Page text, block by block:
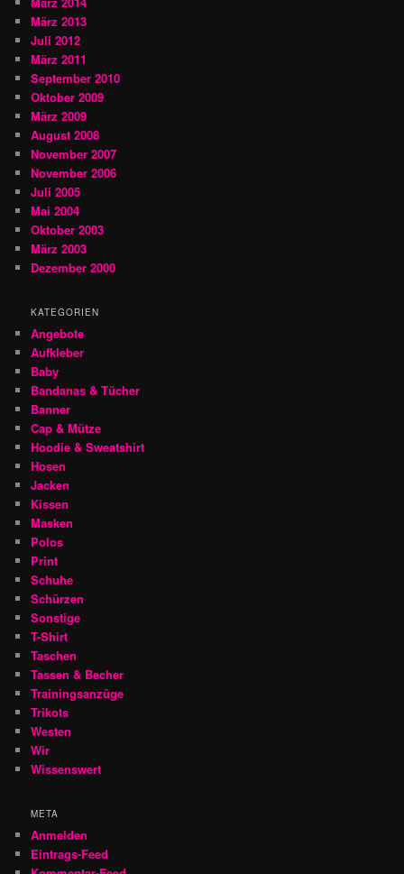
März 2013
Juli 2012
März 2011
September 2010
Oktober 2009
März 2009
August 2008
November 2007
November 2006
Juli 2005
Mai 2004
Oktober 2003
März 2003
Dezember 2000
KATEGORIEN
Angebote
Aufkleber
Baby
Bandanas & Tücher
Banner
Cap & Mütze
Hoodie & Sweatshirt
Hosen
Jacken
Kissen
Masken
Polos
Print
Schuhe
Schürzen
Sonstige
T-Shirt
Taschen
Tassen & Becher
Trainingsanzüge
Trikots
Westen
Wir
Wissenswert
META
Anmelden
Eintrags-Feed